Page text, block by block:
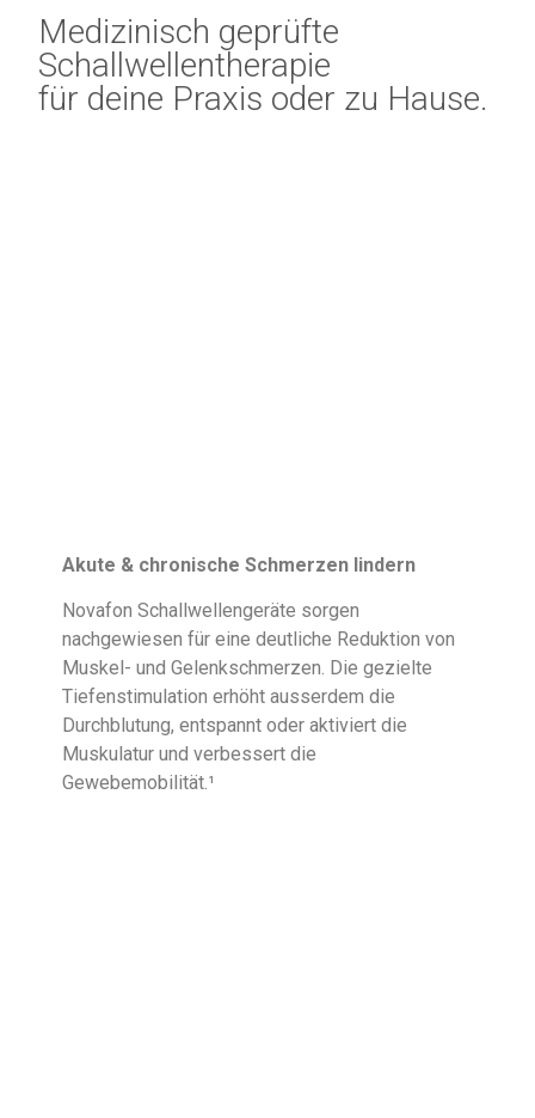
Medizinisch geprüfte
Schallwellentherapie
für deine Praxis oder zu Hause.
Akute & chronische Schmerzen lindern
Novafon Schallwellengeräte sorgen
nachgewiesen für eine deutliche Reduktion von
Muskel- und Gelenkschmerzen. Die gezielte
Tiefenstimulation erhöht ausserdem die
Durchblutung, entspannt oder aktiviert die
Muskulatur und verbessert die
Gewebemobilität.¹